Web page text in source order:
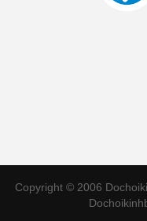
Copyright © 2006